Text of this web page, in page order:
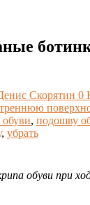
Скорятин 0
, подошву
, убрать
обуви при